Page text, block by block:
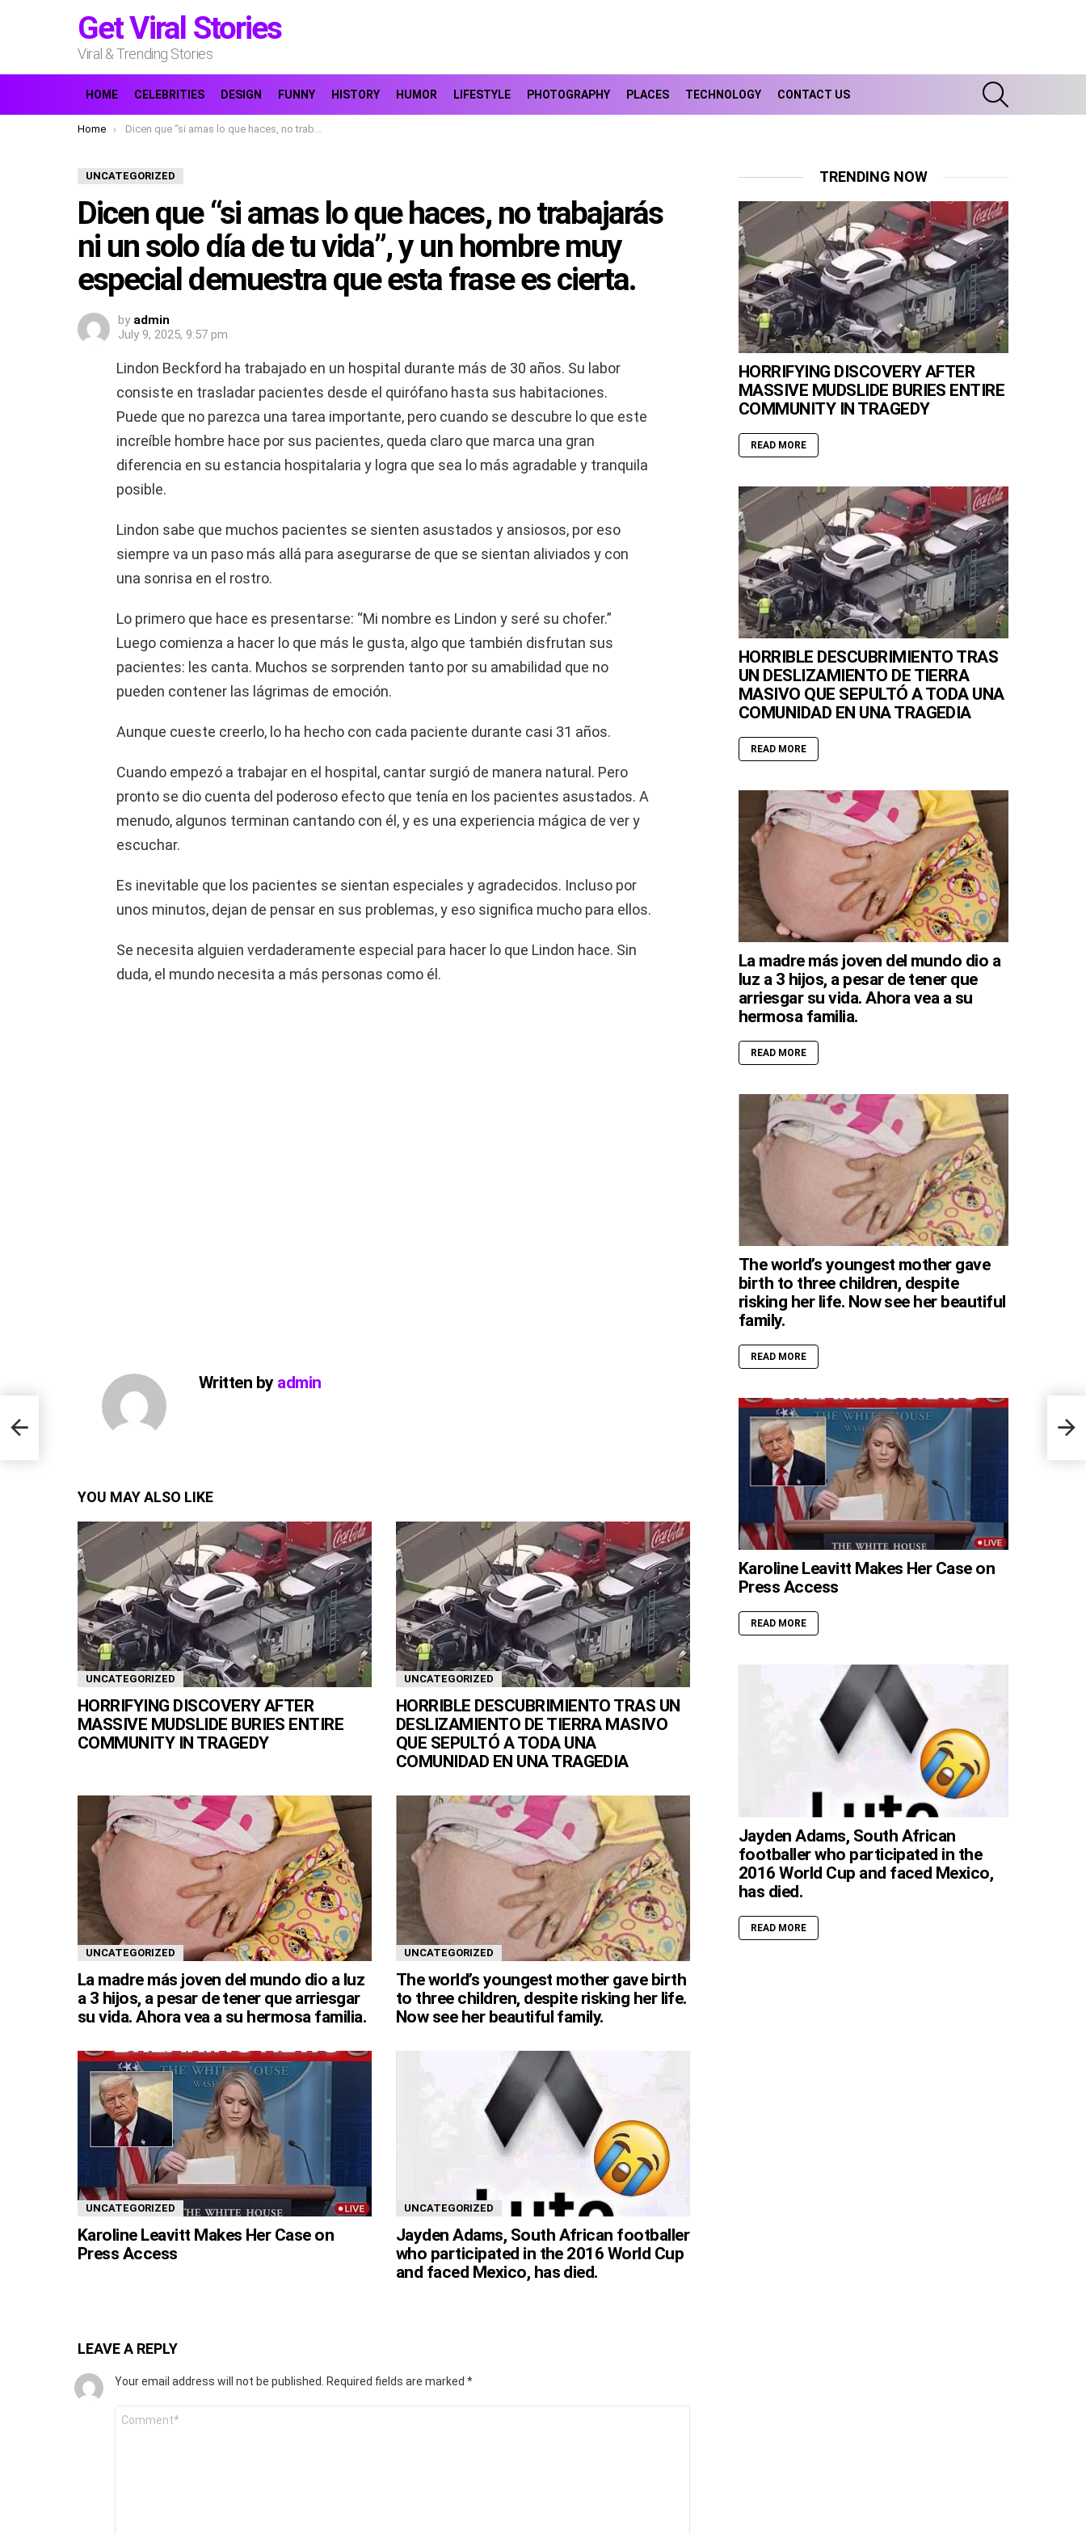
Get Viral Stories
Viral & Trending Stories
HOME CELEBRITIES DESIGN FUNNY HISTORY HUMOR LIFESTYLE PHOTOGRAPHY PLACES TECHNOLOGY CONTACT US
You are here:
Home Dicen que “si amas lo que haces, no trabajarás ni un solo día de tu vida”, y un hombre muy especial demuestra que esta frase es cierta.
UNCATEGORIZED
Dicen que “si amas lo que haces, no trabajarás
ni un solo día de tu vida”, y un hombre muy
especial demuestra que esta frase es cierta.
by admin
July 9, 2025, 9:57 pm
Lindon Beckford ha trabajado en un hospital durante más de 30 años. Su labor
consiste en trasladar pacientes desde el quirófano hasta sus habitaciones.
Puede que no parezca una tarea importante, pero cuando se descubre lo que este
increíble hombre hace por sus pacientes, queda claro que marca una gran
diferencia en su estancia hospitalaria y logra que sea lo más agradable y tranquila
posible.
Lindon sabe que muchos pacientes se sienten asustados y ansiosos, por eso
siempre va un paso más allá para asegurarse de que se sientan aliviados y con
una sonrisa en el rostro.
Lo primero que hace es presentarse: “Mi nombre es Lindon y seré su chofer.”
Luego comienza a hacer lo que más le gusta, algo que también disfrutan sus
pacientes: les canta. Muchos se sorprenden tanto por su amabilidad que no
pueden contener las lágrimas de emoción.
Aunque cueste creerlo, lo ha hecho con cada paciente durante casi 31 años.
Cuando empezó a trabajar en el hospital, cantar surgió de manera natural. Pero
pronto se dio cuenta del poderoso efecto que tenía en los pacientes asustados. A
menudo, algunos terminan cantando con él, y es una experiencia mágica de ver y
escuchar.
Es inevitable que los pacientes se sientan especiales y agradecidos. Incluso por
unos minutos, dejan de pensar en sus problemas, y eso significa mucho para ellos.
Se necesita alguien verdaderamente especial para hacer lo que Lindon hace. Sin
duda, el mundo necesita a más personas como él.
Written by admin
YOU MAY ALSO LIKE
UNCATEGORIZED
HORRIFYING DISCOVERY AFTER
MASSIVE MUDSLIDE BURIES ENTIRE
COMMUNITY IN TRAGEDY
UNCATEGORIZED
HORRIBLE DESCUBRIMIENTO TRAS UN
DESLIZAMIENTO DE TIERRA MASIVO
QUE SEPULTÓ A TODA UNA
COMUNIDAD EN UNA TRAGEDIA
UNCATEGORIZED
La madre más joven del mundo dio a luz
a 3 hijos, a pesar de tener que arriesgar
su vida. Ahora vea a su hermosa familia.
UNCATEGORIZED
The world’s youngest mother gave birth
to three children, despite risking her life.
Now see her beautiful family.
UNCATEGORIZED
Karoline Leavitt Makes Her Case on
Press Access
UNCATEGORIZED
Jayden Adams, South African footballer
who participated in the 2016 World Cup
and faced Mexico, has died.
LEAVE A REPLY
Your email address will not be published. Required fields are marked *
TRENDING NOW
HORRIFYING DISCOVERY AFTER
MASSIVE MUDSLIDE BURIES ENTIRE
COMMUNITY IN TRAGEDY
READ MORE
HORRIBLE DESCUBRIMIENTO TRAS
UN DESLIZAMIENTO DE TIERRA
MASIVO QUE SEPULTÓ A TODA UNA
COMUNIDAD EN UNA TRAGEDIA
READ MORE
La madre más joven del mundo dio a
luz a 3 hijos, a pesar de tener que
arriesgar su vida. Ahora vea a su
hermosa familia.
READ MORE
The world’s youngest mother gave
birth to three children, despite
risking her life. Now see her beautiful
family.
READ MORE
Karoline Leavitt Makes Her Case on
Press Access
READ MORE
Jayden Adams, South African
footballer who participated in the
2016 World Cup and faced Mexico,
has died.
READ MORE